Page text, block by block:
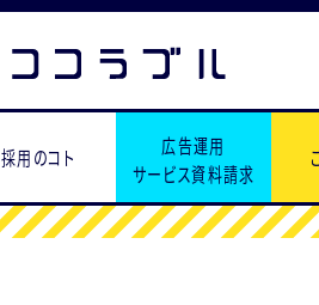
採用のコト
広告運用
サービス資料請求